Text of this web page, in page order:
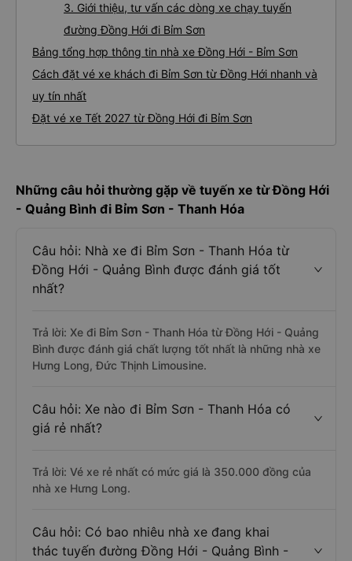
3. Giới thiệu, tư vấn các dòng xe chạy tuyến
đường Đồng Hới đi Bỉm Sơn
Bảng tổng hợp thông tin nhà xe Đồng Hới - Bỉm Sơn
Cách đặt vé xe khách đi Bỉm Sơn từ Đồng Hới nhanh và
uy tín nhất
Đặt vé xe Tết 2027 từ Đồng Hới đi Bỉm Sơn
Những câu hỏi thường gặp về tuyến xe từ Đồng Hới
- Quảng Bình đi Bỉm Sơn - Thanh Hóa
Câu hỏi: Nhà xe đi Bỉm Sơn - Thanh Hóa từ
Đồng Hới - Quảng Bình được đánh giá tốt
nhất?
Trả lời: Xe đi Bỉm Sơn - Thanh Hóa từ Đồng Hới - Quảng
Bình được đánh giá chất lượng tốt nhất là những nhà xe
Hưng Long, Đức Thịnh Limousine.
Câu hỏi: Xe nào đi Bỉm Sơn - Thanh Hóa có
giá rẻ nhất?
Trả lời: Vé xe rẻ nhất có mức giá là 350.000 đồng của
nhà xe Hưng Long.
Câu hỏi: Có bao nhiêu nhà xe đang khai
thác tuyến đường Đồng Hới - Quảng Bình -